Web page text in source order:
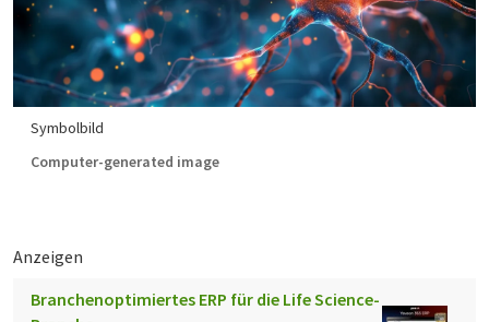
Symbolbild
Computer-generated image
Anzeigen
Branchenoptimiertes ERP für die Life Science-